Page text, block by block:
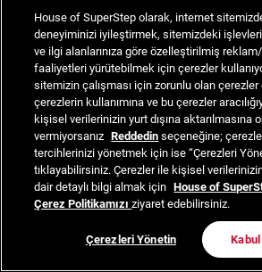
House of SuperStep olarak, internet
deneyiminizi iyileştirmek, sitemizdeki
ve ilgi alanlarınıza göre özelleştirilmiş
faaliyetleri yürütebilmek için çerezler
sitemizin çalışması için zorunlu olan çerezler
çerezlerin kullanımına ve bu çerezler
kişisel verilerinizin yurt dışına aktarılmasına
vermiyorsanız Reddedin seçeneğine;
tercihlerinizi yönetmek için ise “Çerezleri
tıklayabilirsiniz. Çerezler ile kişisel
dair detaylı bilgi almak için House of
Çerez Politikamızıziyaret edebilirsiniz.
Çerezleri Yönetin Kabul